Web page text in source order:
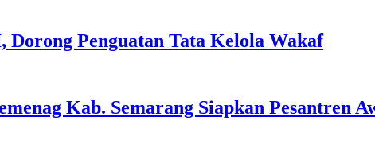
Penguatan Tata Kelola Wakaf
Kab. Semarang Siapkan Pesantren